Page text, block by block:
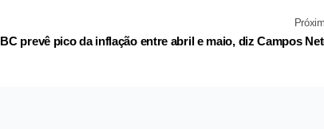
BC prevê pico da inflação entre abril e maio, diz Campos